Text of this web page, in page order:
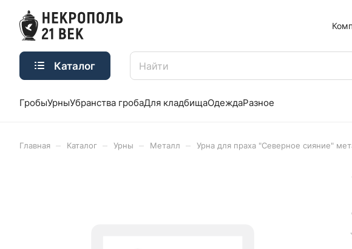
Каталог
ГробыУрныУбранства гробаДля кладбищаОдеждаРазное
Главная Каталог Урны Металл Урна для праха "Северное сияние"